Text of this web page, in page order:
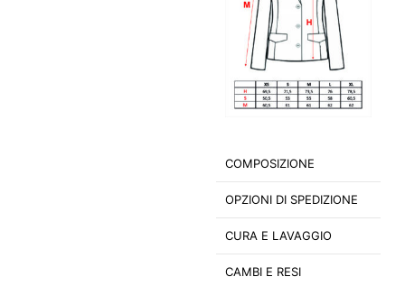
COMPOSIZIONE
OPZIONI DI SPEDIZIONE
CURA E LAVAGGIO
CAMBI E RESI